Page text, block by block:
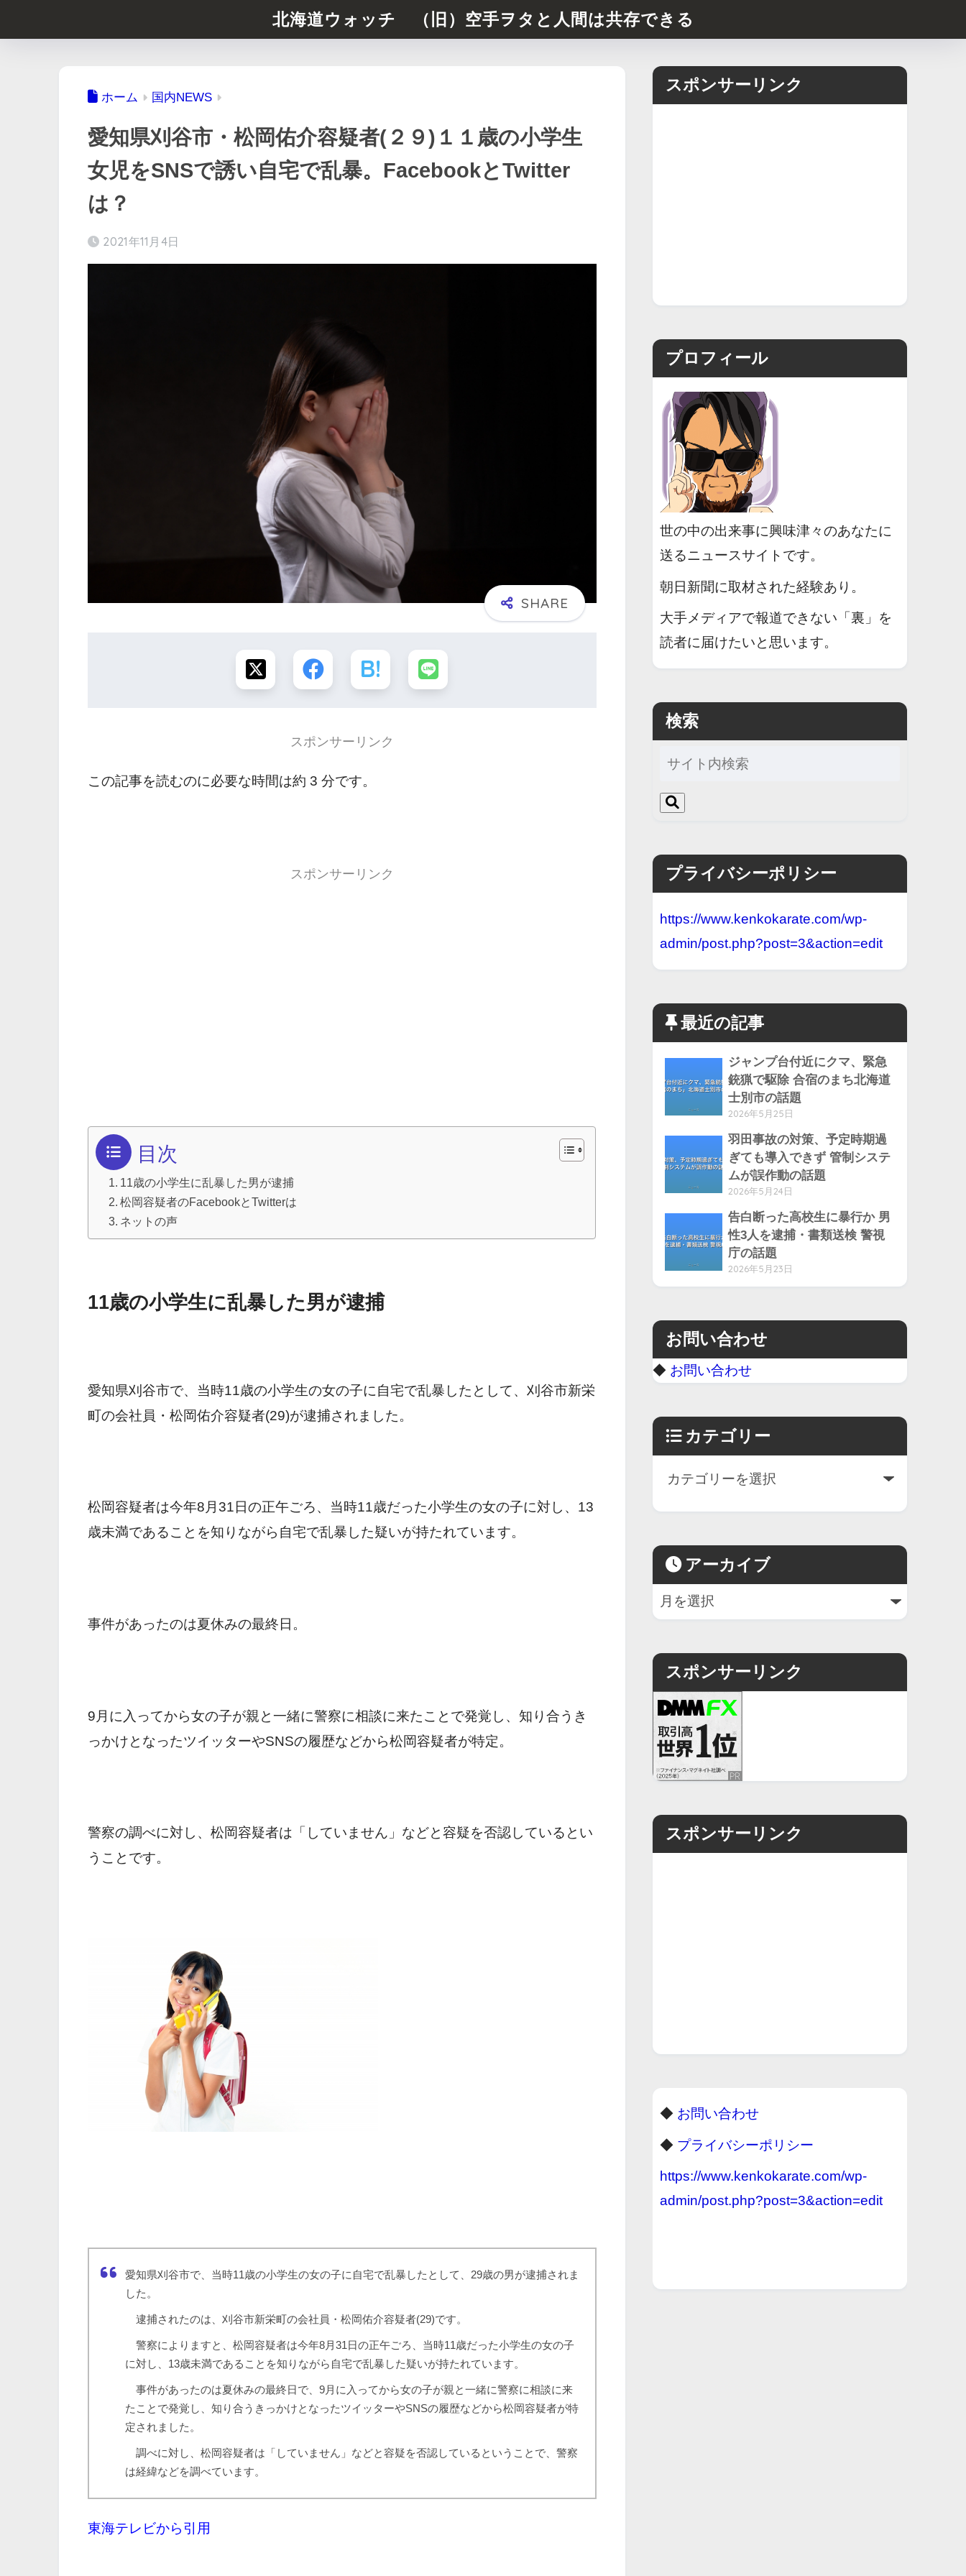
北海道ウォッチ （旧）空手ヲタと人間は共存できる
ホーム 国内NEWS
愛知県刈谷市・松岡佑介容疑者(２９)１１歳の小学生
女児をSNSで誘い自宅で乱暴。FacebookとTwitter
は？
2021年11月4日
スポンサーリンク
この記事を読むのに必要な時間は約 3 分です。
スポンサーリンク
目次
11歳の小学生に乱暴した男が逮捕
松岡容疑者のFacebookとTwitterは
ネットの声
11歳の小学生に乱暴した男が逮捕
愛知県刈谷市で、当時11歳の小学生の女の子に自宅で乱暴したとして、刈谷市新栄
町の会社員・松岡佑介容疑者(29)が逮捕されました。
松岡容疑者は今年8月31日の正午ごろ、当時11歳だった小学生の女の子に対し、13
歳未満であることを知りながら自宅で乱暴した疑いが持たれています。
事件があったのは夏休みの最終日。
9月に入ってから女の子が親と一緒に警察に相談に来たことで発覚し、知り合うき
っかけとなったツイッターやSNSの履歴などから松岡容疑者が特定。
警察の調べに対し、松岡容疑者は「していません」などと容疑を否認しているとい
うことです。
愛知県刈谷市で、当時11歳の小学生の女の子に自宅で乱暴したとして、29歳の男が逮捕されま
した。
逮捕されたのは、刈谷市新栄町の会社員・松岡佑介容疑者(29)です。
警察によりますと、松岡容疑者は今年8月31日の正午ごろ、当時11歳だった小学生の女の子
に対し、13歳未満であることを知りながら自宅で乱暴した疑いが持たれています。
事件があったのは夏休みの最終日で、9月に入ってから女の子が親と一緒に警察に相談に来
たことで発覚し、知り合うきっかけとなったツイッターやSNSの履歴などから松岡容疑者が特
定されました。
調べに対し、松岡容疑者は「していません」などと容疑を否認しているということで、警察
は経緯などを調べています。
東海テレビから引用
スポンサーリンク
プロフィール
世の中の出来事に興味津々のあなたに
送るニュースサイトです。
朝日新聞に取材された経験あり。
大手メディアで報道できない「裏」を
読者に届けたいと思います。
検索
プライバシーポリシー
https://www.kenkokarate.com/wp-
admin/post.php?post=3&action=edit
最近の記事
ジャンプ台付近にクマ、緊急
銃猟で駆除 合宿のまち北海道
士別市の話題
2026年5月25日
羽田事故の対策、予定時期過
ぎても導入できず 管制システ
ムが誤作動の話題
2026年5月24日
告白断った高校生に暴行か 男
性3人を逮捕・書類送検 警視
庁の話題
2026年5月23日
お問い合わせ
◆ お問い合わせ
カテゴリー
アーカイブ
スポンサーリンク
スポンサーリンク
◆ お問い合わせ
◆ プライバシーポリシー
https://www.kenkokarate.com/wp-
admin/post.php?post=3&action=edit